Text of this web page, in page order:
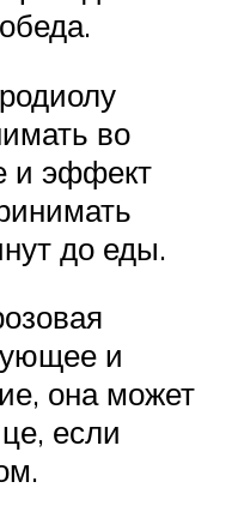
во
и эффект
до еды.
и
она может
если